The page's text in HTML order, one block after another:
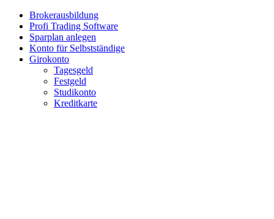
Brokerausbildung
Profi Trading Software
Sparplan anlegen
Konto für Selbstständige
Girokonto
Tagesgeld
Festgeld
Studikonto
Kreditkarte